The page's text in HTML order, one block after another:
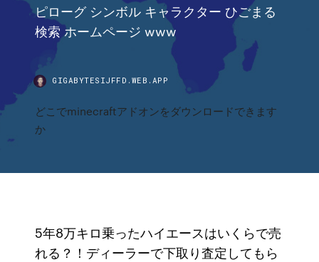
ピローグ シンボル キャラクター ひごまる
検索 ホームページ www
GIGABYTESIJFFD.WEB.APP
どこでminecraftアドオンをダウンロードできます
か
5年8万キロ乗ったハイエースはいくらで売
れる？！ディーラーで下取り査定してもら